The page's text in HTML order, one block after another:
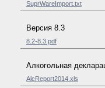
SuprWareImport.txt
Версия 8.3
8.2-8.3.pdf
Алкогольная
AlcReport2014.xls